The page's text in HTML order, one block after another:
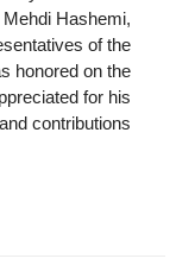
Hashemi,
of the
honored on the
for his
contributions.